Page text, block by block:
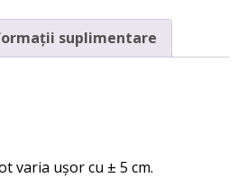
suplimentare
varia ușor cu ± 5 cm.